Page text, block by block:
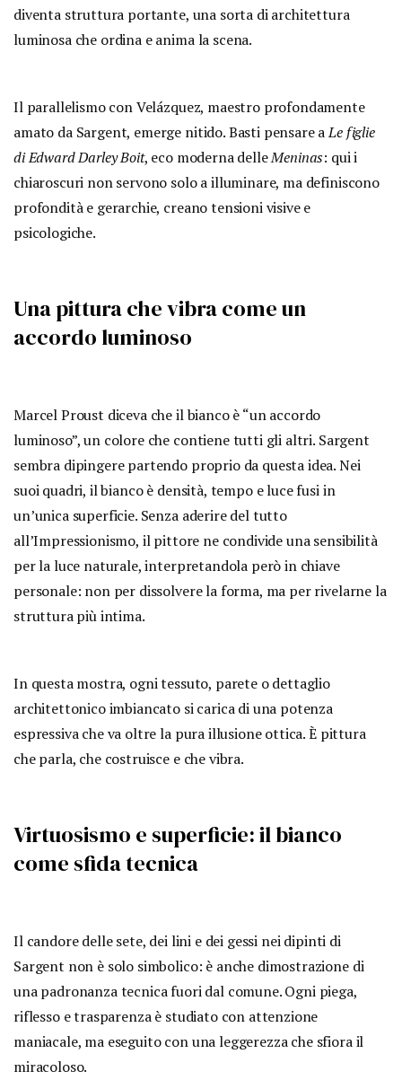
diventa struttura portante, una sorta di architettura
luminosa che ordina e anima la scena.
Il parallelismo con Velázquez, maestro profondamente
amato da Sargent, emerge nitido. Basti pensare aLe figlie
di Edward Darley Boit, eco moderna delleMeninas: qui i
chiaroscuri non servono solo a illuminare, ma definiscono
profondità e gerarchie, creano tensioni visive e
psicologiche.
Una pittura che vibra come un
accordo luminoso
Marcel Proust diceva che il bianco è “un accordo
luminoso”, un colore che contiene tutti gli altri. Sargent
sembra dipingere partendo proprio da questa idea. Nei
suoi quadri, il bianco è densità, tempo e luce fusi in
un’unica superficie. Senza aderire del tutto
all’Impressionismo, il pittore ne condivide una sensibilità
per la luce naturale, interpretandola però in chiave
personale: non per dissolvere la forma, ma per rivelarne la
struttura più intima.
In questa mostra, ogni tessuto, parete o dettaglio
architettonico imbiancato si carica di una potenza
espressiva che va oltre la pura illusione ottica. È pittura
che parla, che costruisce e che vibra.
Virtuosismo e superficie: il bianco
come sfida tecnica
Il candore delle sete, dei lini e dei gessi nei dipinti di
Sargent non è solo simbolico: è anche dimostrazione di
una padronanza tecnica fuori dal comune. Ogni piega,
riflesso e trasparenza è studiato con attenzione
maniacale, ma eseguito con una leggerezza che sfiora il
miracoloso.